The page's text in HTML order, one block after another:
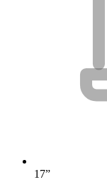
17”